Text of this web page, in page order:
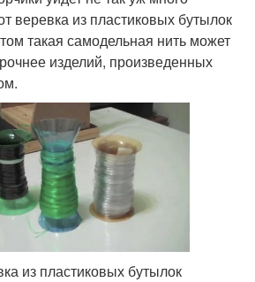
веревка из пластиковых бутылок
такая самодельная нить может
изделий, произведенных
из пластиковых бутылок